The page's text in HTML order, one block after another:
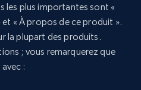
les plus importantes sont «
« À propos de ce produit ».
la plupart des produits.
; vous remarquerez que
: